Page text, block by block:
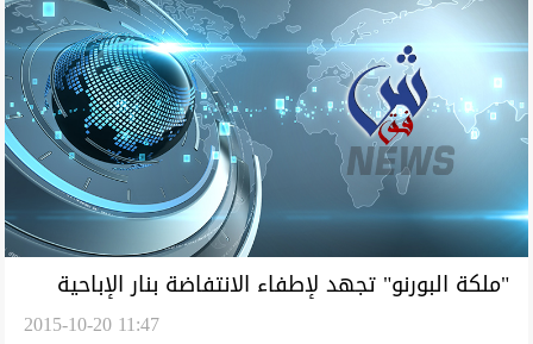
"ملكة البورنو" تجهد لإطفاء الانتفاضة بنار الإباحية
2015-10-20 11:47